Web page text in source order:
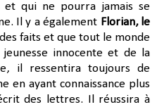
qui ne pourra jamais se
Il y a également Florian, le
faits et que tout le monde
innocente et de la
il ressentira toujours de
en ayant connaissance plus
des lettres. Il réussira à